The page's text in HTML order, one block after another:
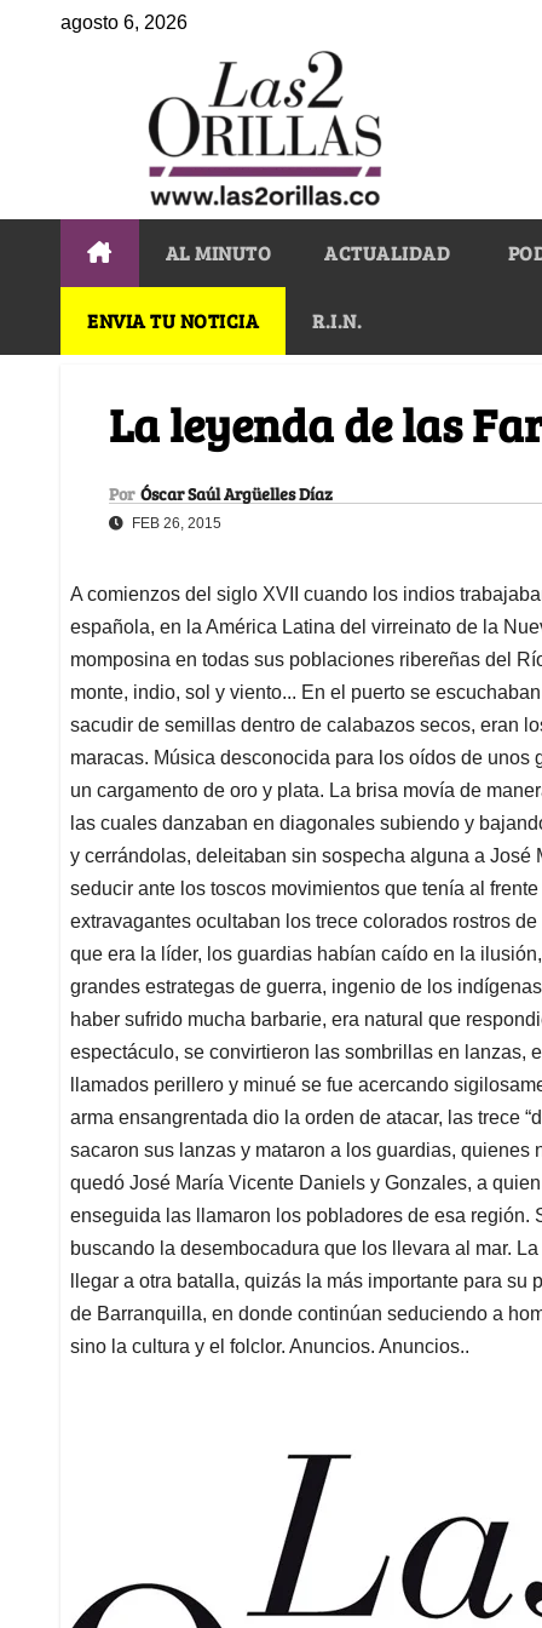
agosto 6, 2026
AL MINUTO ACTUALIDAD
ENVIA TU NOTICIA R.I.N.
La leyenda de las
Por Óscar Saúl Argüelles Díaz
FEB 26, 2015
A comienzos del siglo XVII cuando los indios
española, en la América Latina del virreinato de la
momposina en todas sus poblaciones ribereñas del
monte, indio, sol y viento... En el puerto se
sacudir de semillas dentro de calabazos secos, eran
maracas. Música desconocida para los oídos de
un cargamento de oro y plata. La brisa movía de
las cuales danzaban en diagonales subiendo y
y cerrándolas, deleitaban sin sospecha alguna a
seducir ante los toscos movimientos que tenía al
extravagantes ocultaban los trece colorados rostros
que era la líder, los guardias habían caído en la
grandes estrategas de guerra, ingenio de los
haber sufrido mucha barbarie, era natural que
espectáculo, se convirtieron las sombrillas en lanzas,
llamados perillero y minué se fue acercando
arma ensangrentada dio la orden de atacar, las trece
sacaron sus lanzas y mataron a los guardias,
quedó José María Vicente Daniels y Gonzales, a
enseguida las llamaron los pobladores de esa región.
buscando la desembocadura que los llevara al mar.
llegar a otra batalla, quizás la más importante para
de Barranquilla, en donde continúan seduciendo a
sino la cultura y el folclor. Anuncios. Anuncios..